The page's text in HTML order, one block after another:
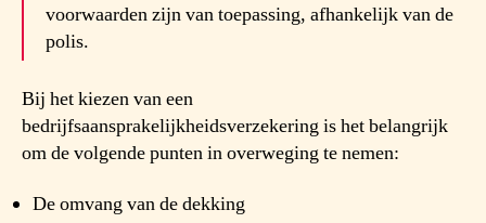
voorwaarden zijn van toepassing, afhankelijk van de
polis.
Bij het kiezen van een
bedrijfsaansprakelijkheidsverzekering is het belangrijk
om de volgende punten in overweging te nemen:
De omvang van de dekking